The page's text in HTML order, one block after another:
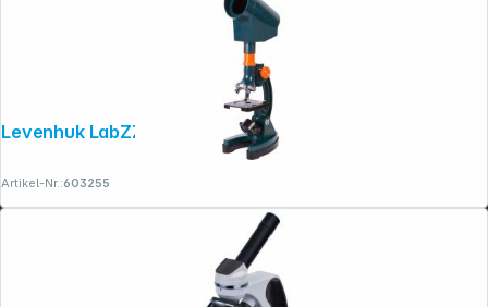
Levenhuk LabZZ M3
Artikel-Nr.:603255